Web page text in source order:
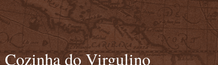
Cozinha do Virgulino